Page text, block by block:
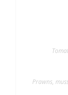
Prawns,